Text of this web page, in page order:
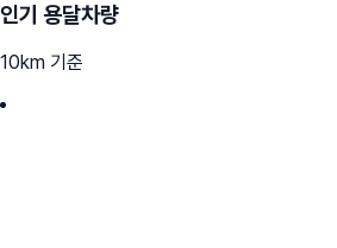
인기 용달차량
10km 기준